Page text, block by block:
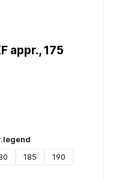
appr., 175
185
190